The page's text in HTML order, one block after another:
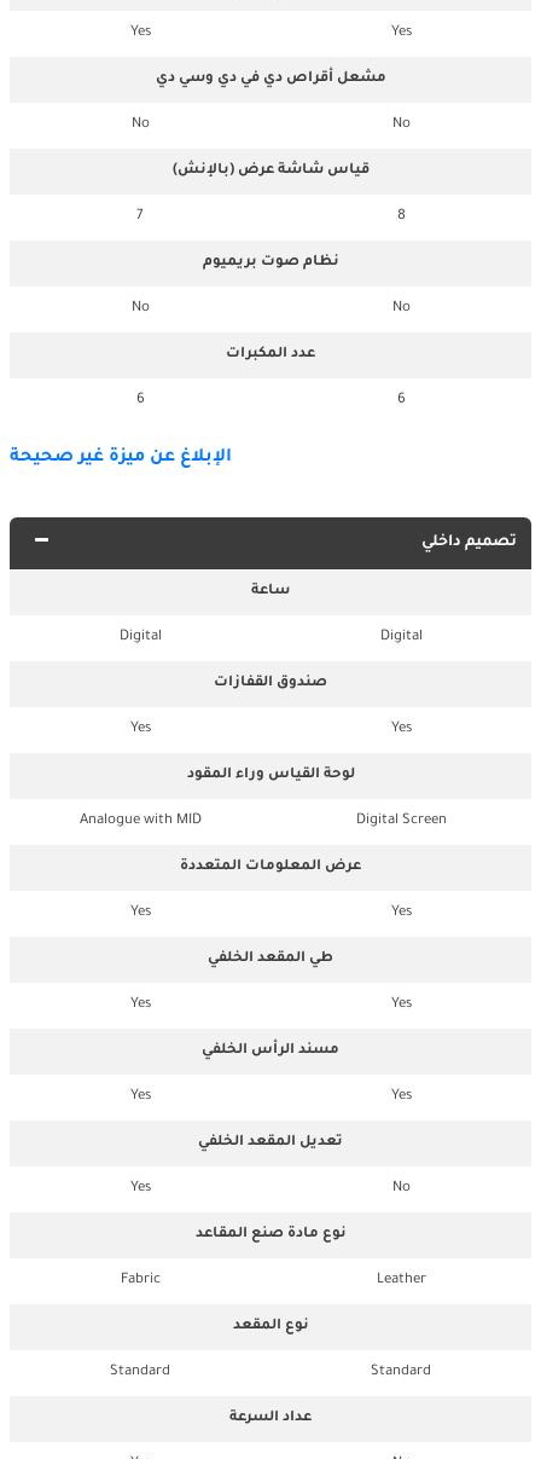
Yes
Yes
مشعل أقراص دي في دي وسي دي
No
No
قياس شاشة عرض (بالإنش)
8
7
نظام صوت بريميوم
No
No
عدد المكبرات
6
6
الإبلاغ عن ميزة غير صحيحة
تصميم داخلي
ساعة
Digital
Digital
صندوق القفازات
Yes
Yes
لوحة القياس وراء المقود
Digital Screen
Analogue with MID
عرض المعلومات المتعددة
Yes
Yes
طي المقعد الخلفي
Yes
Yes
مسند الرأس الخلفي
Yes
Yes
تعديل المقعد الخلفي
No
Yes
نوع مادة صنع المقاعد
Leather
Fabric
نوع المقعد
Standard
Standard
عداد السرعة